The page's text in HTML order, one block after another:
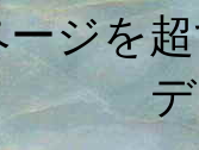
ージを